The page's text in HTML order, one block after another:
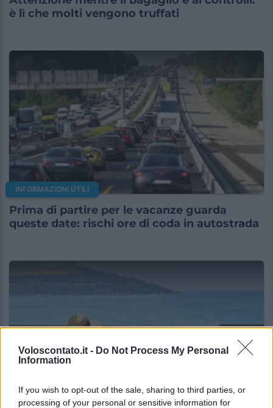
Voloscontato.it - Do Not Process My Personal
Information
If you wish to opt-out of the sale, sharing to third parties, or
processing of your personal or sensitive information for
è lì che molti vengono truffati
INFORMAZIONI UTILI
Prima di partire per le vacanze guarda
queste date: rischi ore di coda in autostrada
INFORMAZIONI UTILI